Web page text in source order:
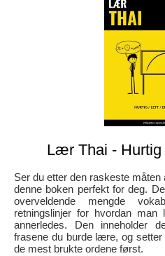
Lær Thai - Hurtig
Ser du etter den raskeste
denne boken perfekt for deg.
overveldende mengde
retningslinjer for hvordan
annerledes. Den inneholder
frasene du burde lære, og
de mest brukte ordene først.